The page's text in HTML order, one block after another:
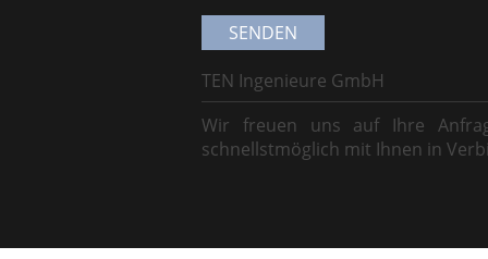
TEN Ingenieure GmbH
Wir freuen uns auf Ihre
schnellstmöglich mit Ihnen in